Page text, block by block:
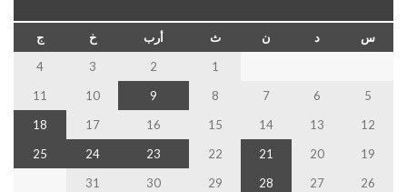
س د ن ث أرب خ
ج
1
2
3
4
5
6
7
8
9
10
11
12
13
14
15
16
17
18
19
20
21
22
23
24
25
26
27
28
29
30
31